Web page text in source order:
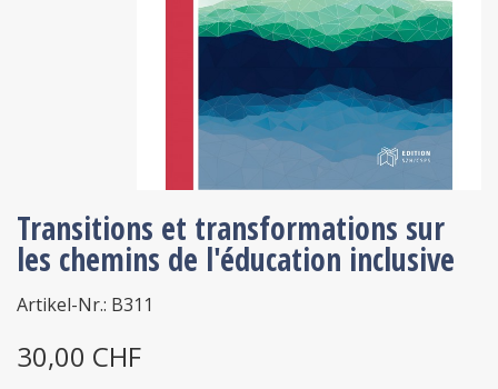
Transitions et transformations sur
les chemins de l'éducation inclusive
Artikel-Nr.: B311
30,00 CHF